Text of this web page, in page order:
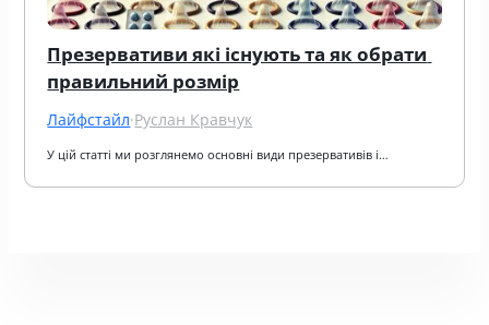
Презервативи які існують та як обрати
правильний розмір
Лайфстайл·Руслан Кравчук
У цій статті ми розглянемо основні види презервативів і…